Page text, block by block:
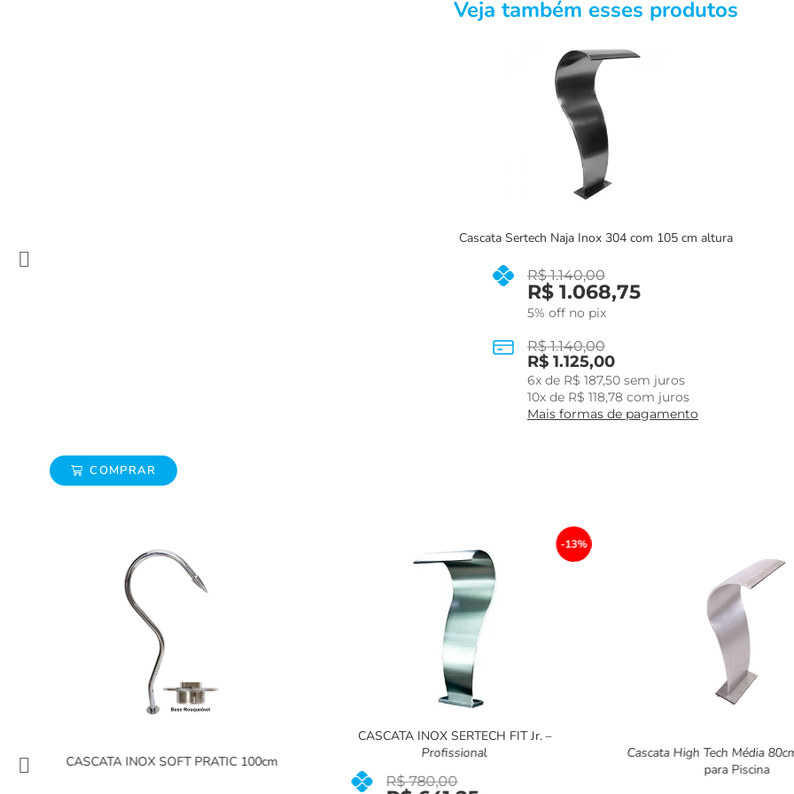
Veja também esses produtos
Cascata Sertech Naja Inox 304 com 105 cm altura
R$1.140,00
R$ 1.068,75
5% off no pix
R$1.140,00
R$ 1.125,00
6x de R$ 187,50 sem juros
10x de R$ 118,78 com juros
Mais formas de pagamento
COMPRAR
CASCATA INOX SOFT PRATIC 100cm
CASCATA INOX SERTECH FIT Jr. –
Profissional
-13%
R$780,00
Cascata High Tech Média
para Piscina